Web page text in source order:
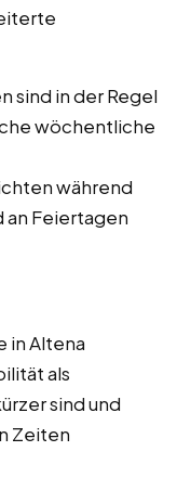
sind in der Regel
wöchentliche
während
an Feiertagen
in Altena
als
sind und
Zeiten